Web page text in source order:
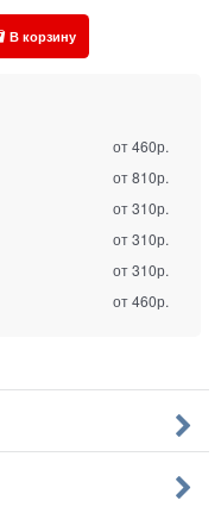
В корзину
от 460р.
от 810р.
от 310р.
от 310р.
от 310р.
от 460р.